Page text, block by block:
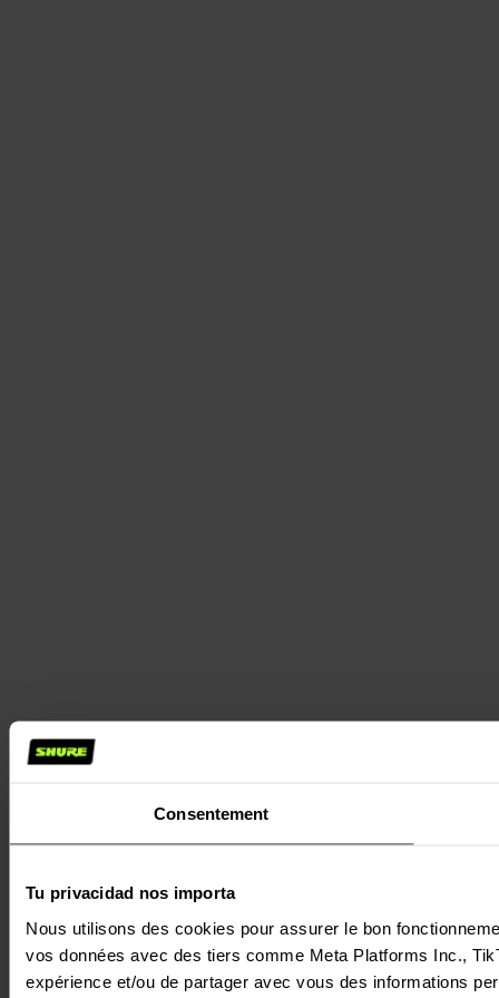
Consentement
Tu privacidad nos importa
Nous utilisons des cookies pour assurer le bon
vos données avec des tiers comme Meta Platforms Inc.,
expérience et/ou de partager avec vous des informations